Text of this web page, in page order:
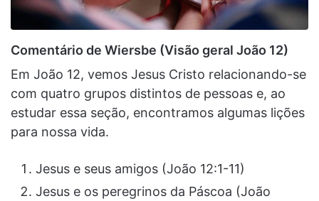
Comentário de Wiersbe (Visão geral João 12)
Em João 12, vemos Jesus Cristo relacionando-se
com quatro grupos distintos de pessoas e, ao
estudar essa seção, encontramos algumas lições
para nossa vida.
Jesus e seus amigos (João 12:1-11)
Jesus e os peregrinos da Páscoa (João